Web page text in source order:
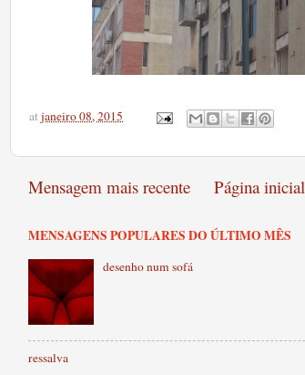
atjaneiro 08, 2015
Mensagem mais recente Página inicial
MENSAGENS POPULARES DO ÚLTIMO MÊS
desenho num sofá
ressalva